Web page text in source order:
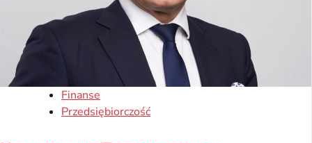
Finanse
Przedsiębiorczość